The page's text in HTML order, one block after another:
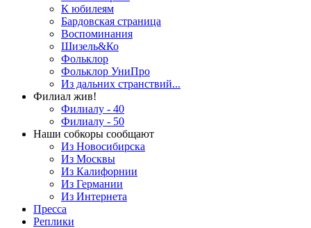
К юбилеям
Бардовская страница
Воспоминания
Шизель&Ко
Фольклор
Фольклор УниПро
Из дальних странствий...
Филиал жив!
Филиалу - 40
Филиалу - 50
Наши собкоры сообщают
Из Новосибирска
Из Москвы
Из Калифорнии
Из Германии
Из Интернета
Пресса
Реплики